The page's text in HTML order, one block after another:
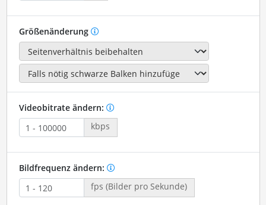
Größenänderung
Videobitrate ändern:
kbps
Bildfrequenz ändern:
fps (Bilder pro Sekunde)